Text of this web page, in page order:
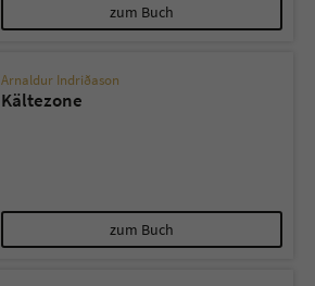
zum Buch
Arnaldur Indriðason
Kältezone
zum Buch